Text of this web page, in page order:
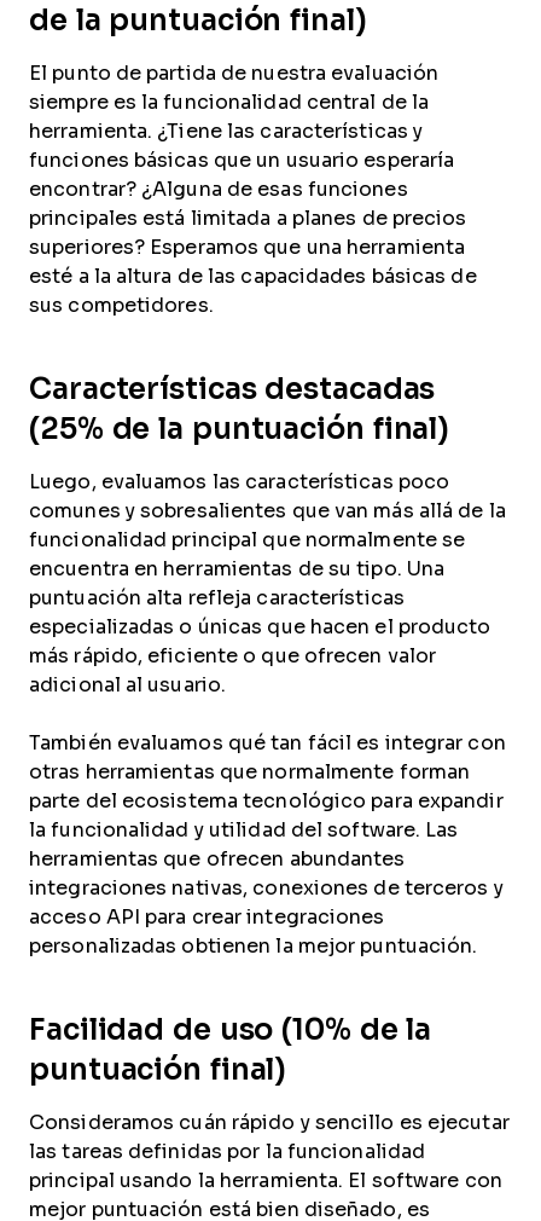
de la puntuación final)
El punto de partida de nuestra evaluación
siempre es la funcionalidad central de la
herramienta. ¿Tiene las características y
funciones básicas que un usuario esperaría
encontrar? ¿Alguna de esas funciones
principales está limitada a planes de precios
superiores? Esperamos que una herramienta
esté a la altura de las capacidades básicas de
sus competidores.
Características destacadas
(25% de la puntuación final)
Luego, evaluamos las características poco
comunes y sobresalientes que van más allá de la
funcionalidad principal que normalmente se
encuentra en herramientas de su tipo. Una
puntuación alta refleja características
especializadas o únicas que hacen el producto
más rápido, eficiente o que ofrecen valor
adicional al usuario.
También evaluamos qué tan fácil es integrar con
otras herramientas que normalmente forman
parte del ecosistema tecnológico para expandir
la funcionalidad y utilidad del software. Las
herramientas que ofrecen abundantes
integraciones nativas, conexiones de terceros y
acceso API para crear integraciones
personalizadas obtienen la mejor puntuación.
Facilidad de uso (10% de la
puntuación final)
Consideramos cuán rápido y sencillo es ejecutar
las tareas definidas por la funcionalidad
principal usando la herramienta. El software con
mejor puntuación está bien diseñado, es